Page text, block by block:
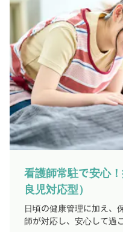
看護師常駐で安心
良児対応型）
日頃の健康管理に加え、
師が対応し、安心して過